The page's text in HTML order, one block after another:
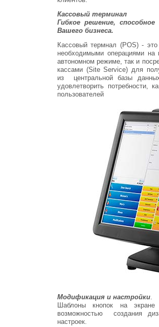
Кассовый терминал
Гибкое решение,
Вашего бизнеса.
Кассовый термнал (POS) -
необходимыми операциями
автономном режиме, так и
кассами (Site Service) для
из центральной базы
удовлетворить потребности,
пользователей
Модификация и настройки.
Шаблоны кнопок на
возможностью создания
настроек.